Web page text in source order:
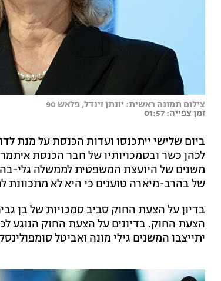
צילום תמונה ראשית: יונתן זינדל, פלאש 90
זמן צפייה: 01:57
ביום שלישי ייתכנסו ועדות הכנסת על מנת
לכהן כשר ובסמכויותיו של חבר הכנסת
משנים של היועצת המשפטית לממשלה גלי-
של בהרב-מיארה טוענים כי היא לא מתכוונת
בדיון על הצעת החוק סביב סמכויות של בן
הצעת החוק. בדיונים על הצעת החוק הנוגע
יתייצבו המשנים גילי מונה ואביטל